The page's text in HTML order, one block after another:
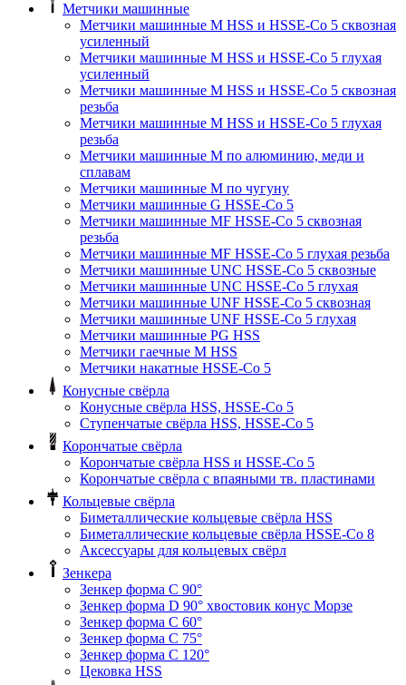
Метчики машинные
Метчики машинные M HSS и HSSE-Co 5 сквозная
усиленный
Метчики машинные M HSS и HSSE-Co 5 глухая
усиленный
Метчики машинные M HSS и HSSE-Co 5 сквозная
резьба
Метчики машинные M HSS и HSSE-Co 5 глухая
резьба
Метчики машинные M по алюминию, меди и
сплавам
Метчики машинные M по чугуну
Метчики машинные G HSSE-Co 5
Метчики машинные MF HSSE-Co 5 сквозная
резьба
Метчики машинные MF HSSE-Co 5 глухая резьба
Метчики машинные UNC HSSE-Co 5 сквозные
Метчики машинные UNC HSSE-Co 5 глухая
Метчики машинные UNF HSSE-Co 5 сквозная
Метчики машинные UNF HSSE-Co 5 глухая
Метчики машинные PG HSS
Метчики гаечные M HSS
Метчики накатные HSSE-Co 5
Конусные свёрла
Конусные свёрла HSS, HSSE-Co 5
Ступенчатые свёрла HSS, HSSE-Co 5
Корончатые свёрла
Корончатые свёрла HSS и HSSE-Co 5
Корончатые свёрла с впаяными тв. пластинами
Кольцевые свёрла
Биметаллические кольцевые свёрла HSS
Биметаллические кольцевые свёрла HSSE-Co 8
Аксессуары для кольцевых свёрл
Зенкера
Зенкер форма С 90°
Зенкер форма D 90° хвостовик конус Морзе
Зенкер форма С 60°
Зенкер форма С 75°
Зенкер форма С 120°
Цековка HSS